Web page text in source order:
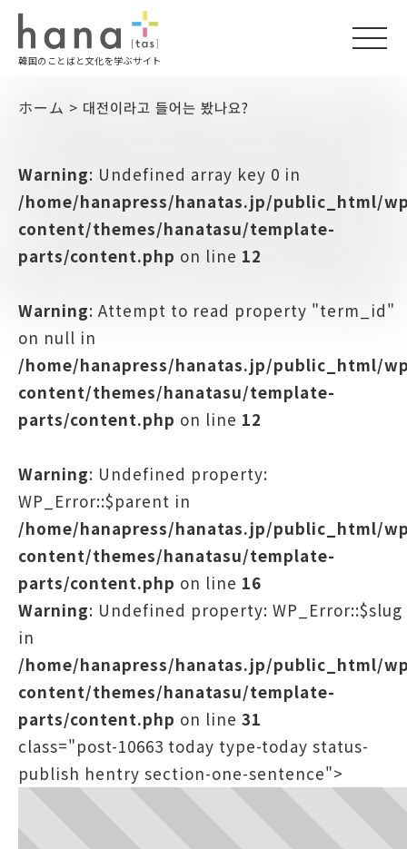
韓国のことばと文化を学ぶサイト
ホーム > 대전이라고 들어는 봤나요?
Warning: Undefined array key 0 in
/home/hanapress/hanatas.jp/public_html/
content/themes/hanatasu/template-
parts/content.php on line 12
Warning: Attempt to read property "term_id"
on null in
/home/hanapress/hanatas.jp/public_html/
content/themes/hanatasu/template-
parts/content.php on line 12
Warning: Undefined property:
WP_Error::$parent in
/home/hanapress/hanatas.jp/public_html/
content/themes/hanatasu/template-
parts/content.php on line 16
Warning: Undefined property: WP_Error::$slug
in
/home/hanapress/hanatas.jp/public_html/
content/themes/hanatasu/template-
parts/content.php on line 31
class="post-10663 today type-today status-
publish hentry section-one-sentence">